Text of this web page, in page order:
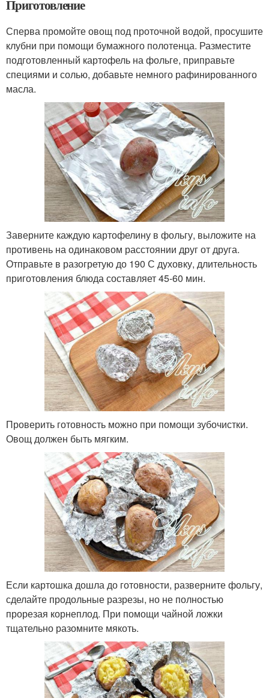
Приготовление
Сперва промойте овощ под проточной водой, просушите
клубни при помощи бумажного полотенца. Разместите
подготовленный картофель на фольге, приправьте
специями и солью, добавьте немного рафинированного
масла.
Заверните каждую картофелину в фольгу, выложите на
противень на одинаковом расстоянии друг от друга.
Отправьте в разогретую до 190 С духовку, длительность
приготовления блюда составляет 45-60 мин.
Проверить готовность можно при помощи зубочистки.
Овощ должен быть мягким.
Если картошка дошла до готовности, разверните фольгу,
сделайте продольные разрезы, но не полностью
прорезая корнеплод. При помощи чайной ложки
тщательно разомните мякоть.